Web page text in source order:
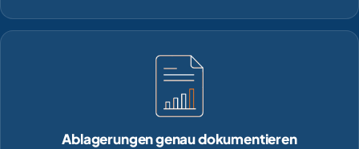
Ablagerungen genau dokumentieren